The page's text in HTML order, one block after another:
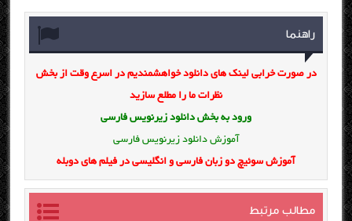
راهنما
در صورت خرابی لینک های دانلود خواهشمندیم در اسرع وقت از بخش
نظرات ما را مطلع سازید
ورود به بخش دانلود زیرنویس فارسی
آموزش دانلود زیرنویس فارسی
آموزش سوئیچ دو زبان فارسی و انگلیسی در فیلم های دوبله
مطالب مرتبط